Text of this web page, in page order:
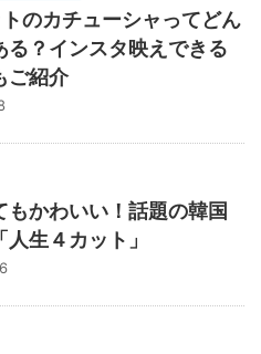
のカチューシャってどん
る？インスタ映えできる
ご紹介
もかわいい！話題の韓国
生４カット」